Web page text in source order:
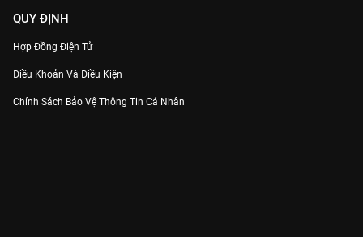
QUY ĐỊNH
Hợp Đồng Điện Tử
Điều Khoản Và Điều Kiện
Chính Sách Bảo Vệ Thông Tin Cá Nhân